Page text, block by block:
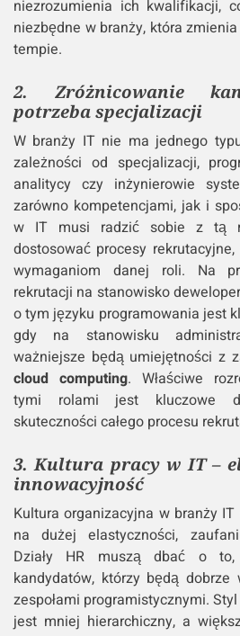
niezrozumienia ich kwalifikacji,
niezbędne w branży, która
tempie.
2. Zróżnicowanie
potrzeba specjalizacji
W branży IT nie ma jednego
zależności od specjalizacji,
analitycy czy inżynierowie
zarówno kompetencjami, jak i
w IT musi radzić sobie z tą
dostosować procesy rekrutacyjne,
wymaganiom danej roli. Na
rekrutacji na stanowisko
o tym języku programowania jest
gdy na stanowisku
ważniejsze będą umiejętności z
cloud computing​​. Właściwe
tymi rolami jest kluczowe
skuteczności całego procesu
3. Kultura pracy w IT –
innowacyjność
Kultura organizacyjna w branży
na dużej elastyczności,
Działy HR muszą dbać o
kandydatów, którzy będą dobrze
zespołami programistycznymi.
jest mniej hierarchiczny, a